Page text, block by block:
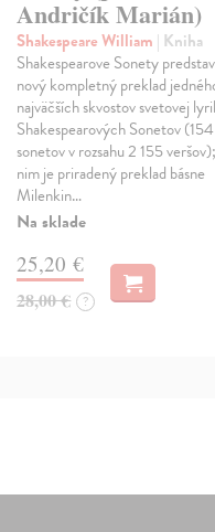
Andričík Marián)
Shakespeare William | Kniha
Shakespearove Sonety
nový kompletný preklad
najväčších skvostov svetovej
Shakespearových Sonetov (154
sonetov v rozsahu 2 155
nim je priradený preklad básne
Milenkin…
Na sklade
25,20 €
28,00 € ?